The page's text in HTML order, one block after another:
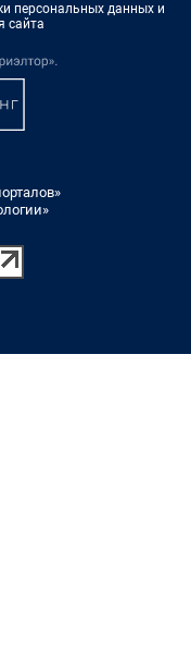
персональных данных и
сайта